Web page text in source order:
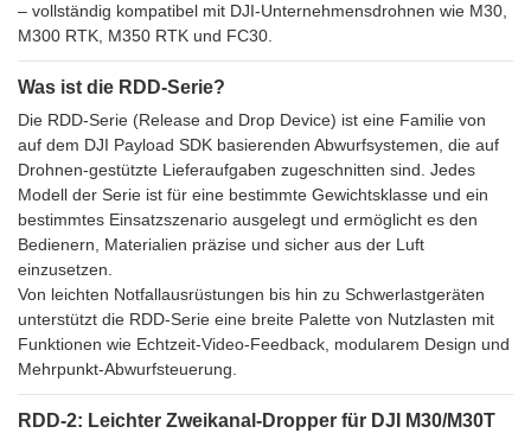
– vollständig kompatibel mit DJI-Unternehmensdrohnen wie M30,
M300 RTK, M350 RTK und FC30.
Was ist die RDD-Serie?
Die RDD-Serie (Release and Drop Device) ist eine Familie von
auf dem DJI Payload SDK basierenden Abwurfsystemen, die auf
Drohnen-gestützte Lieferaufgaben zugeschnitten sind. Jedes
Modell der Serie ist für eine bestimmte Gewichtsklasse und ein
bestimmtes Einsatzszenario ausgelegt und ermöglicht es den
Bedienern, Materialien präzise und sicher aus der Luft
einzusetzen.
Von leichten Notfallausrüstungen bis hin zu Schwerlastgeräten
unterstützt die RDD-Serie eine breite Palette von Nutzlasten mit
Funktionen wie Echtzeit-Video-Feedback, modularem Design und
Mehrpunkt-Abwurfsteuerung.
RDD-2: Leichter Zweikanal-Dropper für DJI M30/M30T